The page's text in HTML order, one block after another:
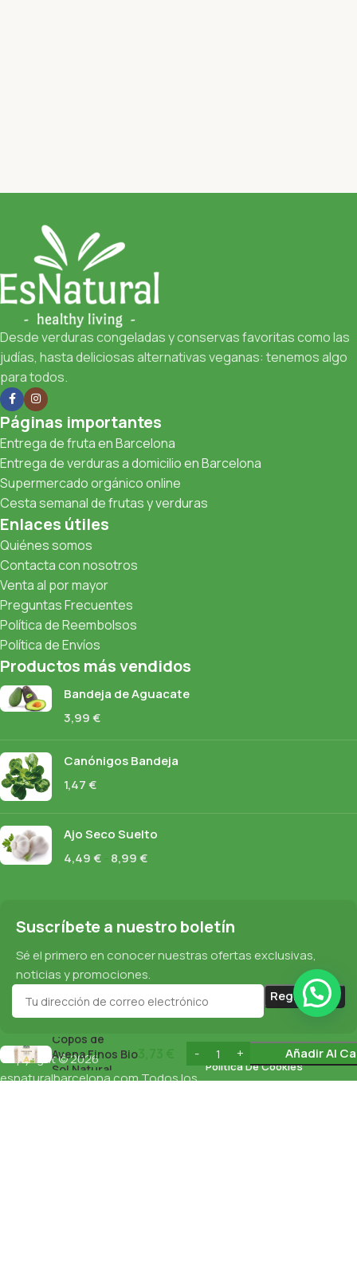
Desde verduras congeladas y conservas favoritas como las
judías, hasta deliciosas alternativas veganas: tenemos algo
para todos.
Páginas importantes
Entrega de fruta en Barcelona
Entrega de verduras a domicilio en Barcelona
Supermercado orgánico online
Cesta semanal de frutas y verduras
Enlaces útiles
Quiénes somos
Contacta con nosotros
Venta al por mayor
Preguntas Frecuentes
Política de Reembolsos
Política de Envíos
Productos más vendidos
Bandeja de Aguacate
3,99€
Canónigos Bandeja
1,47€
Ajo Seco Suelto
4,49€ 8,99€
Suscríbete a nuestro boletín
Sé el primero en conocer nuestras ofertas exclusivas,
noticias y promociones.
Copyright © 2026
esnaturalbarcelona.comTodos los
Política De Cookies
Copos de
Avena Finos Bio
Sol Natural
Añadir Al